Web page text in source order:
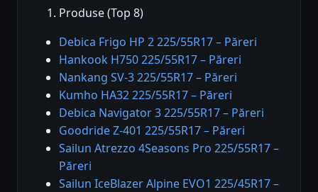
Produse (Top 8)
Debica Frigo HP 2 225/55R17 – Păreri
Hankook H750 225/55R17 – Păreri
Nankang SV-3 225/55R17 – Păreri
Kumho HA32 225/55R17 – Păreri
Debica Navigator 3 225/55R17 – Păreri
Goodride Z-401 225/55R17 – Păreri
Sailun Atrezzo 4Seasons Pro 225/55R17 –
Păreri
Sailun IceBlazer Alpine EVO1 225/45R17 –